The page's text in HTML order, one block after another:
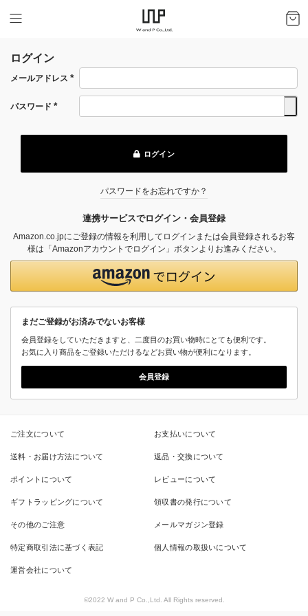
ログイン
メールアドレス
(必
須)
パスワード
ログイン
パスワードをお忘れですか？
連携サービスでログイン・会員登録
Amazon.co.jpにご登録の情報を利用してログインまたは会員登録されるお客
様は「Amazonアカウントでログイン」ボタンよりお進みください。
まだご登録がお済みでないお客様
会員登録をしていただきますと、二度目のお買い物時にとても便利です。
お気に入り商品をご登録いただけるなどお買い物が便利になります。
会員登録
ご注文について お支払いについて
送料・お届け方法について 返品・交換について
ポイントについて レビューについて
ギフトラッピングについて 領収書の発行について
その他のご注意 メールマガジン登録
特定商取引法に基づく表記 個人情報の取扱いについて
運営会社について
©2022 W and P Co.,Ltd. All Rights reserved.